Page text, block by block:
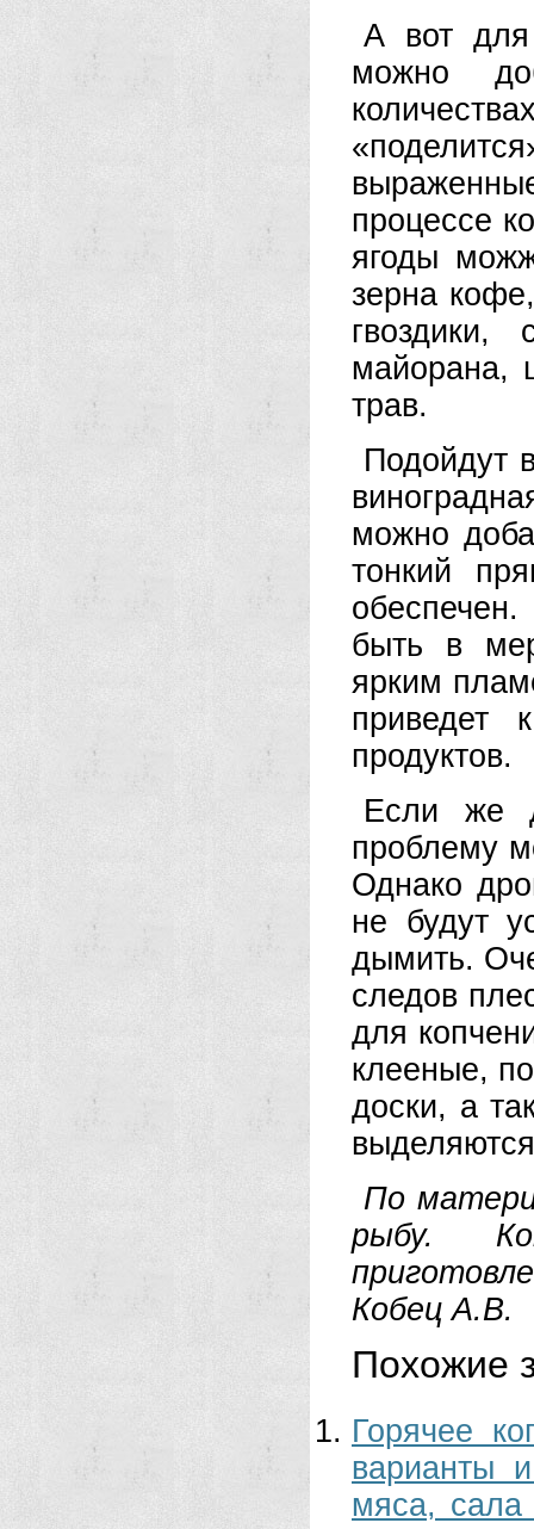
А вот для
можно
процессе
ягоды
зерна
гвоздики,
майорана,
трав.
Подойдут
можно
тонкий
быть в
ярким
приведет
продуктов.
Если же
проблему
Однако
не будут
дымить.
следов
для
клееные,
доски, а
По
рыбу.
Кобец А.В.
Похожие
Горячее
варианты
мяса, сала